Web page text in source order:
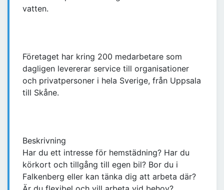
vatten.
Företaget har kring 200 medarbetare som
dagligen levererar service till organisationer
och privatpersoner i hela Sverige, från Uppsala
till Skåne.
Beskrivning
Har du ett intresse för hemstädning? Har du
körkort och tillgång till egen bil? Bor du i
Falkenberg eller kan tänka dig att arbeta där?